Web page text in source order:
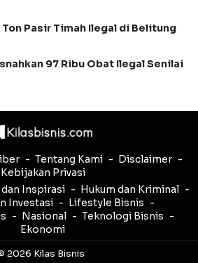
Pasir Timah Ilegal di Belitung
97 Ribu Obat Ilegal Senilai
Tentang Kami
Disclaimer
Kebijakan Privasi
Inspirasi
Hukum dan Kriminal
Investasi
Lifestyle Bisnis
Nasional
Teknologi Bisnis
Ekonomi
2026 Kilas Bisnis